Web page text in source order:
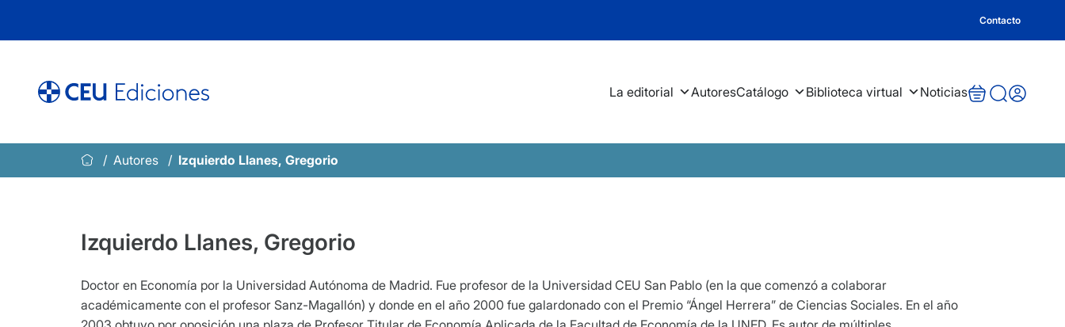
Contacto
La editorial AutoresCatálogo Biblioteca virtual Noticias
Autores Izquierdo Llanes, Gregorio
Izquierdo Llanes, Gregorio
Doctor en Economía por la Universidad Autónoma de Madrid. Fue profesor de la Universidad CEU San Pablo (en la que comenzó a colaborar
académicamente con el profesor Sanz-Magallón) y donde en el año 2000 fue galardonado con el Premio “Ángel Herrera” de Ciencias Sociales. En el año